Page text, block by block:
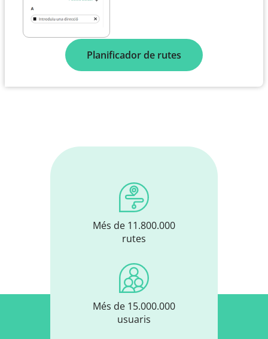
Planificador de rutes
Més de 11.800.000
rutes
Més de 15.000.000
usuaris